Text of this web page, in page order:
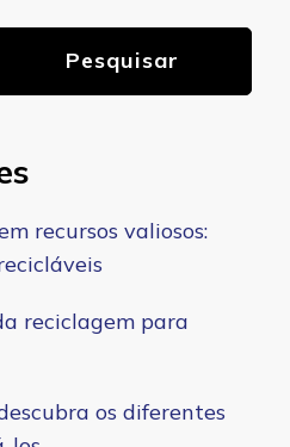
Pesquisar
recursos valiosos:
reciclagem para
os diferentes